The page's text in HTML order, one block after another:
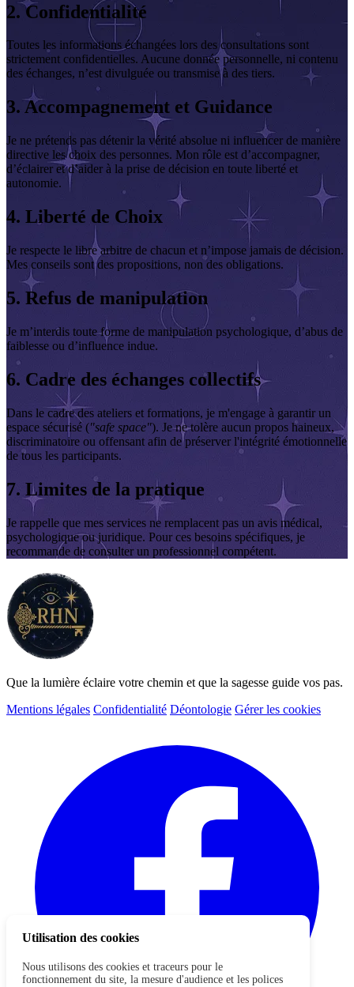
2. Confidentialité
Toutes les informations échangées lors des consultations sont
strictement confidentielles. Aucune donnée personnelle, ni contenu
des échanges, n’est divulguée ou transmise à des tiers.
3. Accompagnement et Guidance
Je ne prétends pas détenir la vérité absolue ni influencer de manière
directive les choix des personnes. Mon rôle est d’accompagner,
d’éclairer et d’aider à la prise de décision en toute liberté et
autonomie.
4. Liberté de Choix
Je respecte le libre arbitre de chacun et n’impose jamais de décision.
Mes conseils sont des propositions, non des obligations.
5. Refus de manipulation
Je m’interdis toute forme de manipulation psychologique, d’abus de
faiblesse ou d’influence indue.
6. Cadre des échanges collectifs
Dans le cadre des ateliers et formations, je m'engage à garantir un
espace sécurisé ("safe space"). Je ne tolère aucun propos haineux,
discriminatoire ou offensant afin de préserver l'intégrité émotionnelle
de tous les participants.
7. Limites de la pratique
Je rappelle que mes services ne remplacent pas un avis médical,
psychologique ou juridique. Pour ces besoins spécifiques, je
recommande de consulter un professionnel compétent.
Que la lumière éclaire votre chemin et que la sagesse guide vos pas.
Mentions légales Confidentialité Déontologie Gérer les cookies
Utilisation des cookies
Nous utilisons des cookies et traceurs pour le
fonctionnement du site, la mesure d'audience et les polices